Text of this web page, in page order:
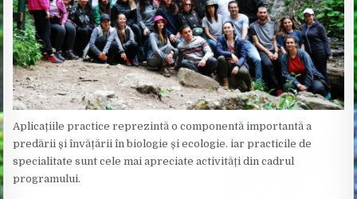
Aplicațiile practice reprezintă o componentă importantă a
predării și învățării în biologie și ecologie. iar practicile de
specialitate sunt cele mai apreciate activități din cadrul
programului.